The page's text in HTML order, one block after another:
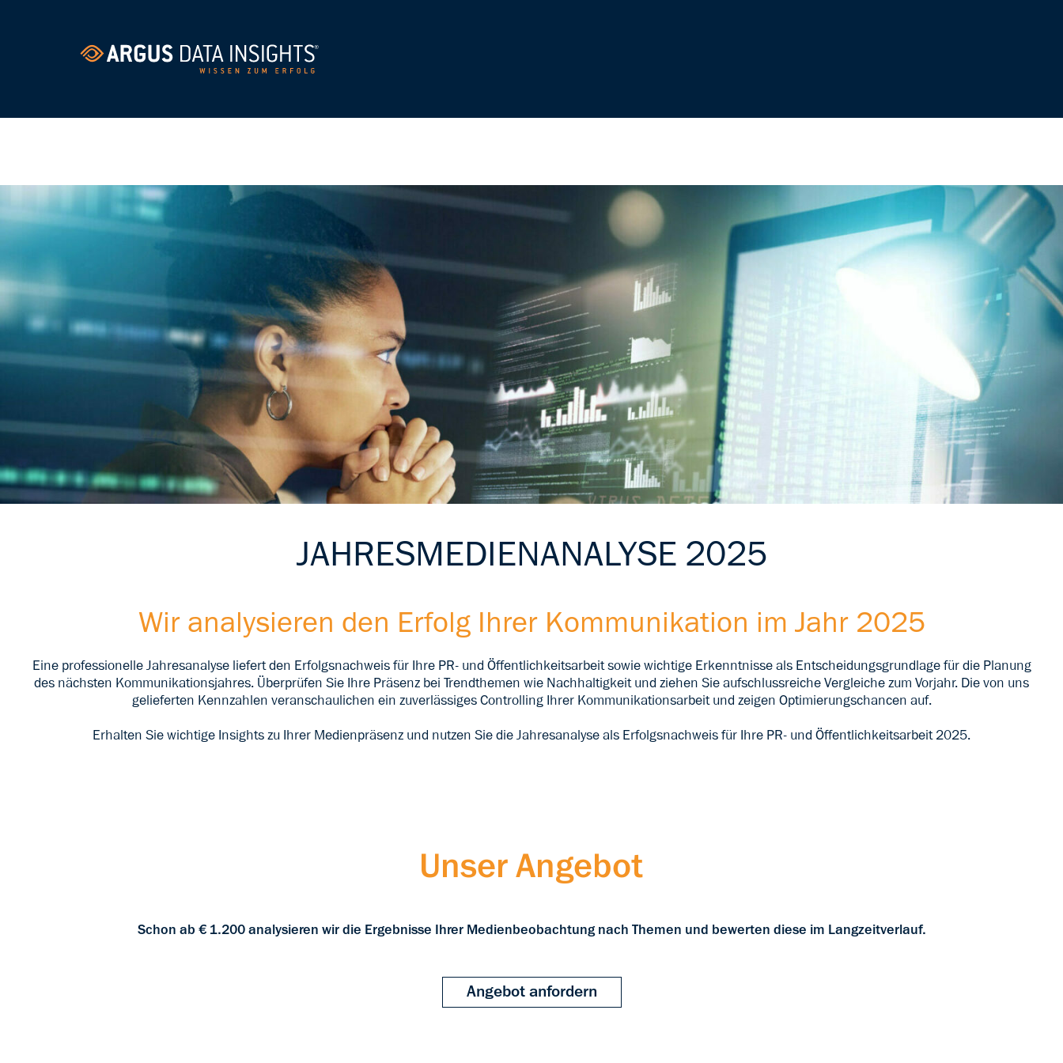
JAHRESMEDIENANALYSE 2025
Wir analysieren den Erfolg Ihrer Kommunikation im Jahr 2025
Eine professionelle Jahresanalyse liefert den Erfolgsnachweis für Ihre PR- und Öffentlichkeitsarbeit sowie wichtige Erkenntnisse als Entscheidungsgrundlage für die Planung
des nächsten Kommunikationsjahres. Überprüfen Sie Ihre Präsenz bei Trendthemen wie Nachhaltigkeit und ziehen Sie aufschlussreiche Vergleiche zum Vorjahr. Die von uns
gelieferten Kennzahlen veranschaulichen ein zuverlässiges Controlling Ihrer Kommunikationsarbeit und zeigen Optimierungschancen auf.
Erhalten Sie wichtige Insights zu Ihrer Medienpräsenz und nutzen Sie die Jahresanalyse als Erfolgsnachweis für Ihre PR- und Öffentlichkeitsarbeit 2025.
Unser Angebot
Schon ab € 1.200 analysieren wir die Ergebnisse Ihrer Medienbeobachtung nach Themen und bewerten diese im Langzeitverlauf.
Angebot anfordern